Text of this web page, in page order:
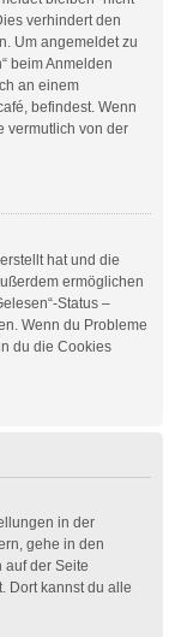
verhindert den
Um angemeldet zu
beim Anmelden
an einem
befindest. Wenn
vermutlich von der
hat und die
ermöglichen
Status –
Wenn du Probleme
du die Cookies
in der
gehe in den
auf der Seite
Dort kannst du alle